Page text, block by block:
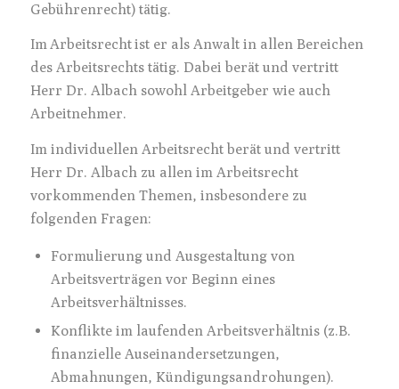
Gebührenrecht) tätig.
Im Arbeitsrecht ist er als Anwalt in allen Bereichen
des Arbeitsrechts tätig. Dabei berät und vertritt
Herr Dr. Albach sowohl Arbeitgeber wie auch
Arbeitnehmer.
Im individuellen Arbeitsrecht berät und vertritt
Herr Dr. Albach zu allen im Arbeitsrecht
vorkommenden Themen, insbesondere zu
folgenden Fragen:
Formulierung und Ausgestaltung von
Arbeitsverträgen vor Beginn eines
Arbeitsverhältnisses.
Konflikte im laufenden Arbeitsverhältnis (z.B.
finanzielle Auseinandersetzungen,
Abmahnungen, Kündigungsandrohungen).